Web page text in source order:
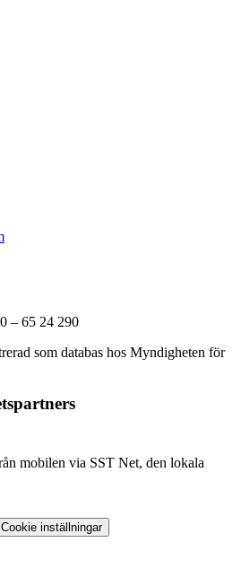
– 65 24 290
som databas hos Myndigheten för
mobilen via SST Net, den lokala
Cookie inställningar